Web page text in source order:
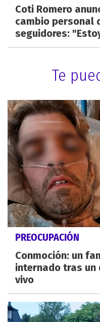
Coti Romero
cambio personal
seguidores:
Te
PREOCUPACIÓN
Conmoción: un
internado tras un
vivo